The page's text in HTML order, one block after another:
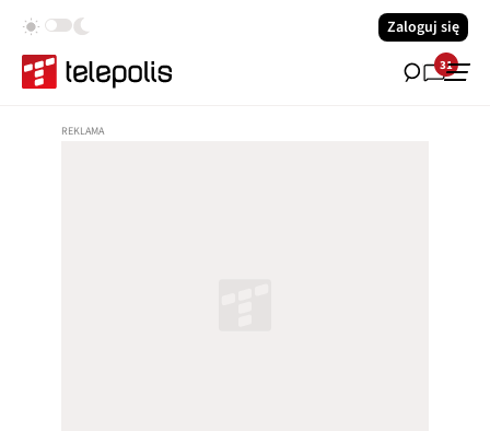
Zaloguj się
31